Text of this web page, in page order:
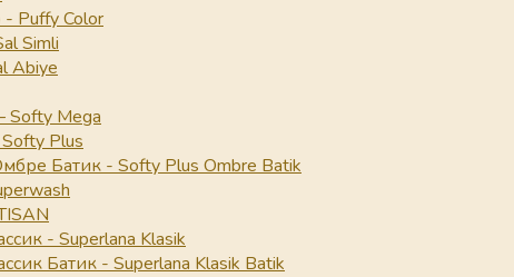
Puffy Color
Simli
Abiye
Mega
Plus
Батик - Softy Plus Ombre Batik
- Superlana Klasik
Батик - Superlana Klasik Batik